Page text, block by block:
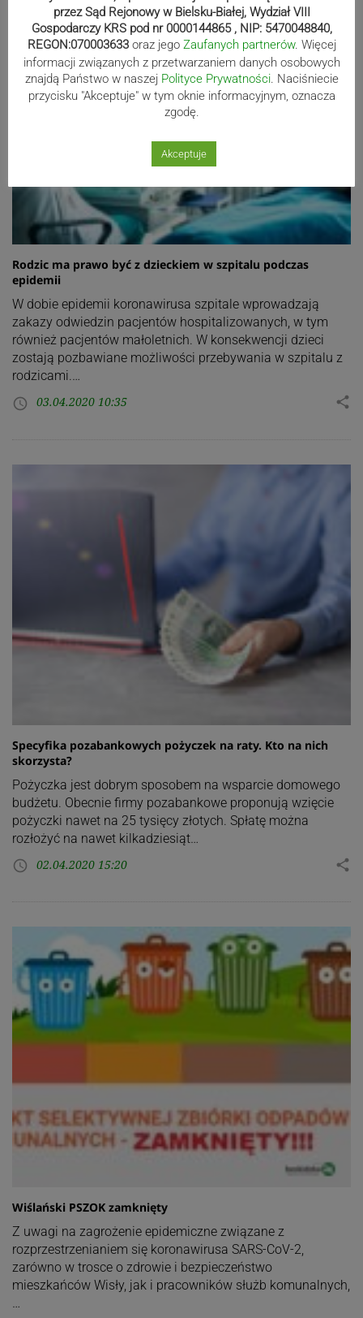
Rodzic ma prawo być z dzieckiem w szpitalu podczas
epidemii
W dobie epidemii koronawirusa szpitale wprowadzają
zakazy odwiedzin pacjentów hospitalizowanych, w tym
również pacjentów małoletnich. W konsekwencji dzieci
zostają pozbawiane możliwości przebywania w szpitalu z
rodzicami.…
access_time 03.04.2020 10:35 share
Specyfika pozabankowych pożyczek na raty. Kto na nich
skorzysta?
Pożyczka jest dobrym sposobem na wsparcie domowego
budżetu. Obecnie firmy pozabankowe proponują wzięcie
pożyczki nawet na 25 tysięcy złotych. Spłatę można
rozłożyć na nawet kilkadziesiąt…
access_time 02.04.2020 15:20 share
Wiślański PSZOK zamknięty
Z uwagi na zagrożenie epidemiczne związane z
rozprzestrzenianiem się koronawirusa SARS-CoV-2,
zarówno w trosce o zdrowie i bezpieczeństwo
mieszkańców Wisły, jak i pracowników służb komunalnych,
…
przez Sąd Rejonowy w Bielsku-Białej, Wydział VIII
Gospodarczy KRS pod nr 0000144865 , NIP: 5470048840,
REGON:070003633 oraz jego Zaufanych partnerów. Więcej
informacji związanych z przetwarzaniem danych osobowych
znajdą Państwo w naszej Polityce Prywatności. Naciśniecie
przycisku "Akceptuje" w tym oknie informacyjnym, oznacza
zgodę.
Akceptuje